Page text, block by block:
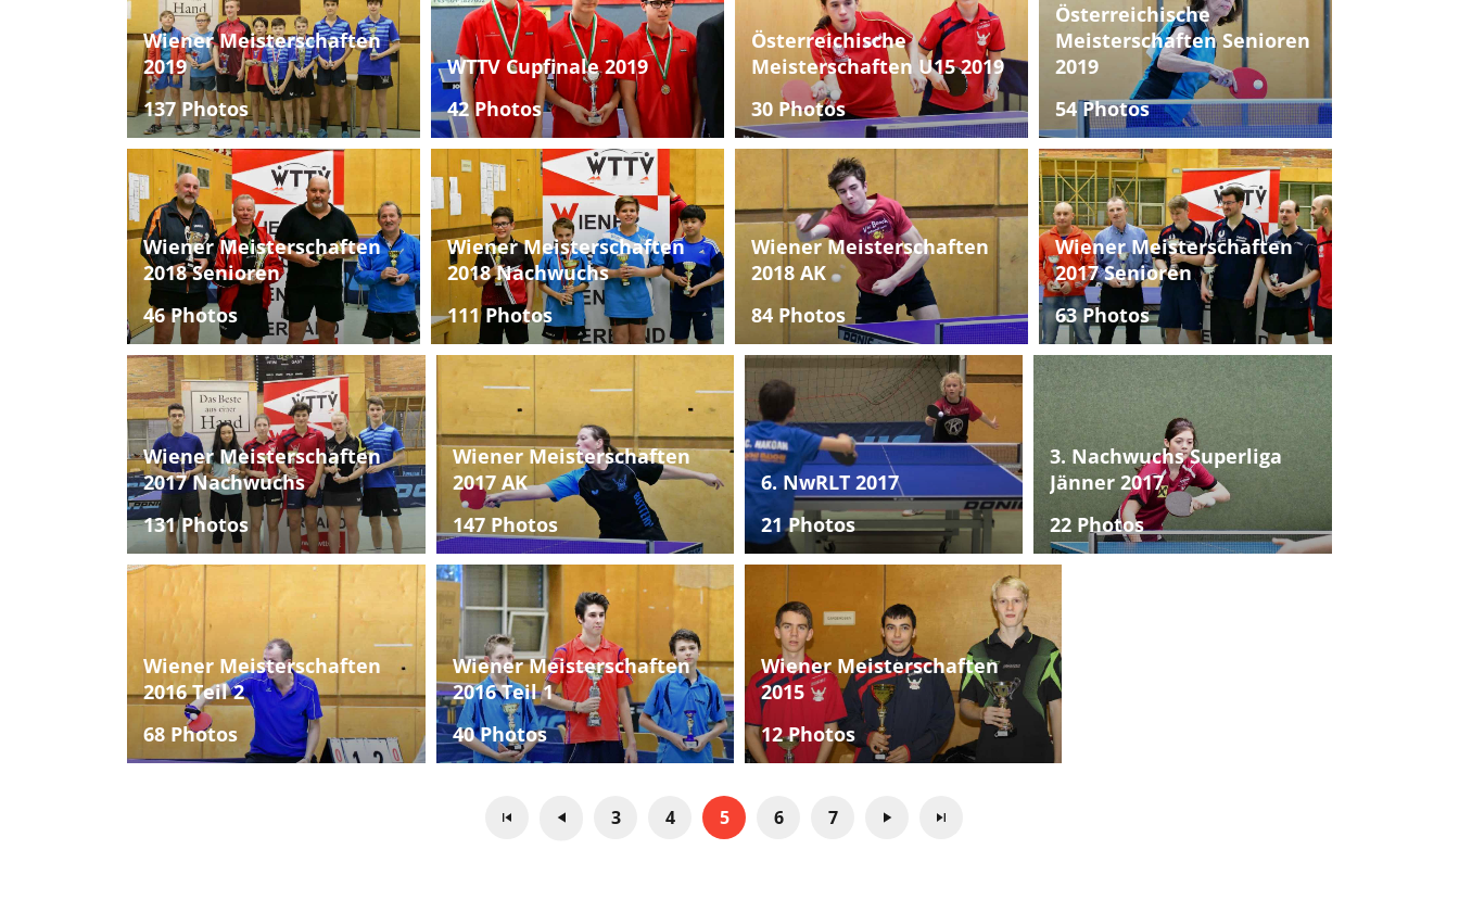
Wiener Meisterschaften
2019
137 Photos
WTTV Cupfinale 2019
42 Photos
Österreichische
Meisterschaften U15 2019
30 Photos
Österreichische
Meisterschaften Senioren
2019
54 Photos
Wiener Meisterschaften
2018 Senioren
46 Photos
Wiener Meisterschaften
2018 Nachwuchs
111 Photos
Wiener Meisterschaften
2018 AK
84 Photos
Wiener Meisterschaften
2017 Senioren
63 Photos
Wiener Meisterschaften
2017 Nachwuchs
131 Photos
Wiener Meisterschaften
2017 AK
147 Photos
6. NwRLT 2017
21 Photos
3. Nachwuchs Superliga
Jänner 2017
22 Photos
Wiener Meisterschaften
2016 Teil 2
68 Photos
Wiener Meisterschaften
2016 Teil 1
40 Photos
Wiener Meisterschaften
2015
12 Photos
3 4 5 6 7